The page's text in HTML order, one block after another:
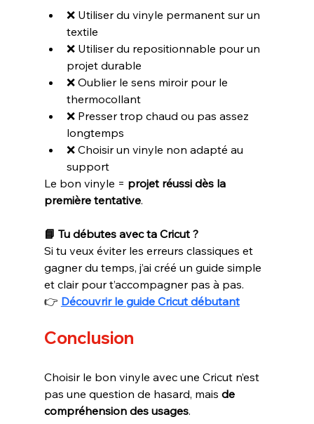
❌ Utiliser du vinyle permanent sur un
textile
❌ Utiliser du repositionnable pour un
projet durable
❌ Oublier le sens miroir pour le
thermocollant
❌ Presser trop chaud ou pas assez
longtemps
❌ Choisir un vinyle non adapté au
support
Le bon vinyle = projet réussi dès la
première tentative.
📘 Tu débutes avec ta Cricut ?
Si tu veux éviter les erreurs classiques et
gagner du temps, j’ai créé un guide simple
et clair pour t’accompagner pas à pas.
👉 Découvrir le guide Cricut débutant
Conclusion
Choisir le bon vinyle avec une Cricut n’est
pas une question de hasard, mais de
compréhension des usages.